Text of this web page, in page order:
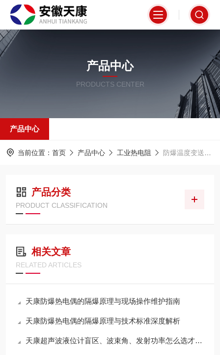
产品中心
PRODUCTS CENTER
产品中心
当前位置： 首页 产品中心 工业热电阻 防爆温度变送器热电阻
产品分类
PRODUCT CLASSIFICATION
相关文章
RELATED ARTICLES
天康防爆热电偶的隔爆原理与现场操作维护指南
天康防爆热电偶的隔爆原理与技术标准深度解析
天康超声波液位计盲区、波束角、发射功率怎么选才不误测